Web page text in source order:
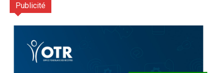
Publicité